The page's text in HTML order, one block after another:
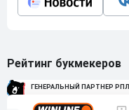
Рейтинг букмекеров
ГЕНЕРАЛЬНЫЙ ПАРТНЕР РПЛ